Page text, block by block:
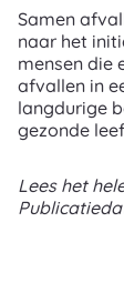
Samen
naar het
mensen die
afvallen in
langdurige
gezonde
Lees het